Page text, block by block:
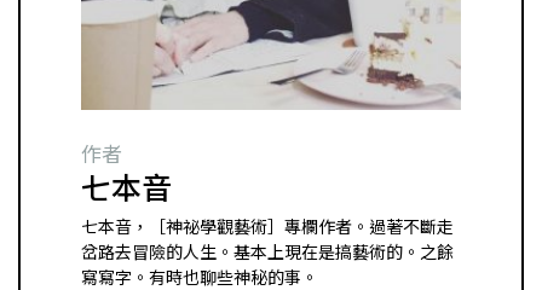
作者
七本音
七本音，［神祕學觀藝術］專欄作者。過著不斷走
岔路去冒險的人生。基本上現在是搞藝術的。之餘
寫寫字。有時也聊些神秘的事。